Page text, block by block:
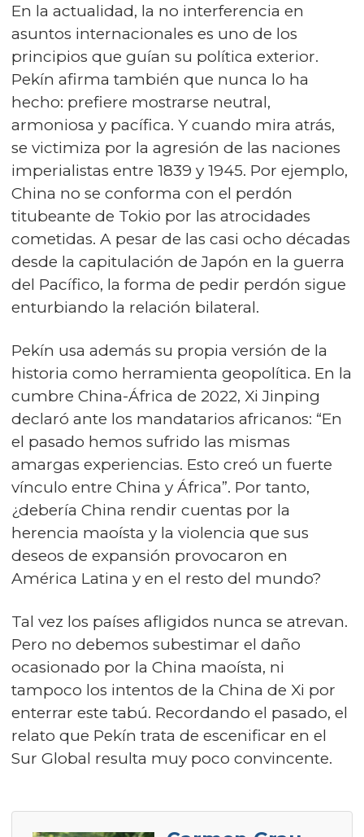
En la actualidad, la no interferencia en
asuntos internacionales es uno de los
principios que guían su política exterior.
Pekín afirma también que nunca lo ha
hecho: prefiere mostrarse neutral,
armoniosa y pacífica. Y cuando mira atrás,
se victimiza por la agresión de las naciones
imperialistas entre 1839 y 1945. Por ejemplo,
China no se conforma con el perdón
titubeante de Tokio por las atrocidades
cometidas. A pesar de las casi ocho décadas
desde la capitulación de Japón en la guerra
del Pacífico, la forma de pedir perdón sigue
enturbiando la relación bilateral.
Pekín usa además su propia versión de la
historia como herramienta geopolítica. En la
cumbre China-África de 2022, Xi Jinping
declaró ante los mandatarios africanos: “En
el pasado hemos sufrido las mismas
amargas experiencias. Esto creó un fuerte
vínculo entre China y África”. Por tanto,
¿debería China rendir cuentas por la
herencia maoísta y la violencia que sus
deseos de expansión provocaron en
América Latina y en el resto del mundo?
Tal vez los países afligidos nunca se atrevan.
Pero no debemos subestimar el daño
ocasionado por la China maoísta, ni
tampoco los intentos de la China de Xi por
enterrar este tabú. Recordando el pasado, el
relato que Pekín trata de escenificar en el
Sur Global resulta muy poco convincente.